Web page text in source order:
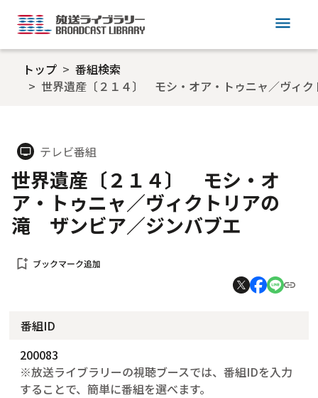
menu
トップ
番組検索
世界遺産〔２１４〕 モシ・オア・トゥニャ／ヴィ
tv テレビ番組
世界遺産〔２１４〕 モシ・オ
ア・トゥニャ／ヴィクトリアの
滝 ザンビア／ジンバブエ
bookmark_add ブックマーク追加
番組ID
200083
※放送ライブラリーの視聴ブースでは、番組IDを入力
することで、簡単に番組を選べます。